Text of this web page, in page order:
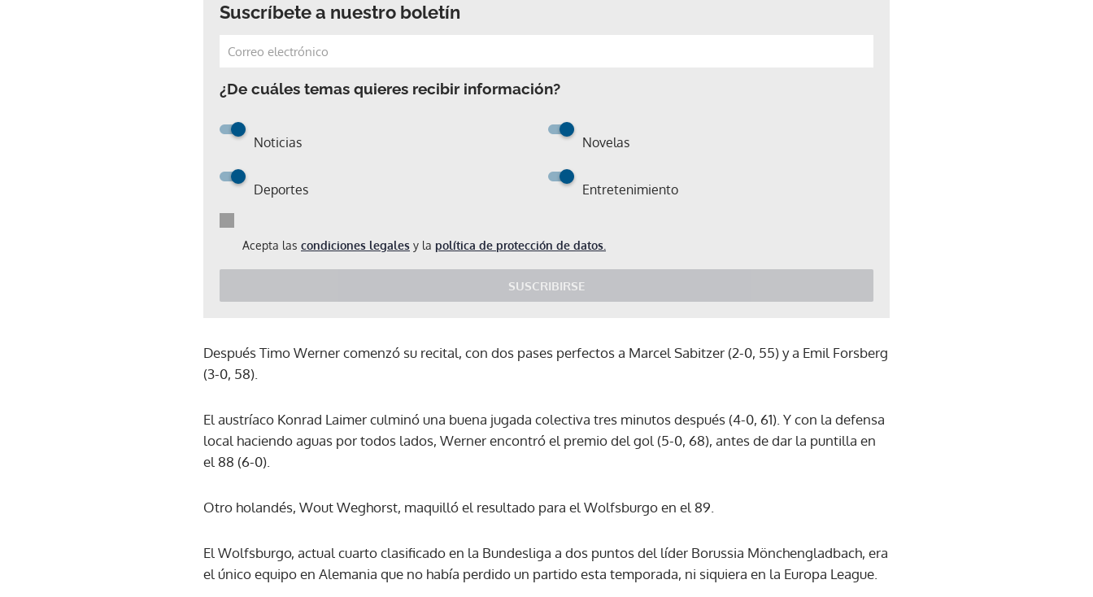
Suscríbete a nuestro boletín
¿De cuáles temas quieres recibir información?
Noticias Novelas
Deportes Entretenimiento
Acepta las condiciones legales y la política de protección de datos.
SUSCRIBIRSE
Gracias por suscribirte a nuestro boletín.
ACEPTAR
Después Timo Werner comenzó su recital, con dos pases perfectos a Marcel Sabitzer (2-0, 55) y a Emil Forsberg
(3-0, 58).
El austríaco Konrad Laimer culminó una buena jugada colectiva tres minutos después (4-0, 61). Y con la defensa
local haciendo aguas por todos lados, Werner encontró el premio del gol (5-0, 68), antes de dar la puntilla en
el 88 (6-0).
Otro holandés, Wout Weghorst, maquilló el resultado para el Wolfsburgo en el 89.
El Wolfsburgo, actual cuarto clasificado en la Bundesliga a dos puntos del líder Borussia Mönchengladbach, era
el único equipo en Alemania que no había perdido un partido esta temporada, ni siquiera en la Europa League.